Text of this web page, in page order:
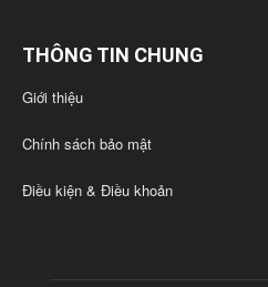
THÔNG TIN CHUNG
Giới thiệu
Chính sách bảo mật
Điều kiện & Điều khoản